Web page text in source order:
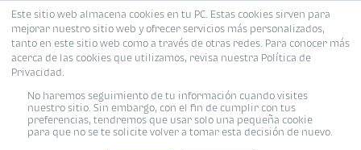
Este sitio web almacena cookies en tu PC. Estas cookies sirven para
mejorar nuestro sitio web y ofrecer servicios más personalizados,
tanto en este sitio web como a través de otras redes. Para conocer más
acerca de las cookies que utilizamos, revisa nuestra Política de
Privacidad.
No haremos seguimiento de tu información cuando visites
nuestro sitio. Sin embargo, con el fin de cumplir con tus
preferencias, tendremos que usar solo una pequeña cookie
para que no se te solicite volver a tomar esta decisión de nuevo.
Proyecto Modelo Inmobiliaria
Ingresa el nombre del proyecto
Buscar